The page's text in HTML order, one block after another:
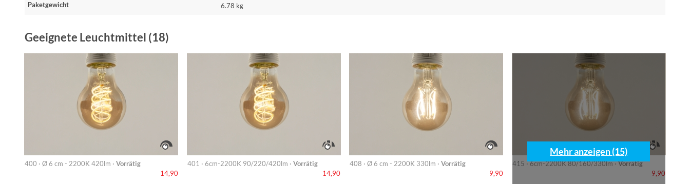
Paketgewicht 6.78 kg
Geeignete Leuchtmittel (18)
400 · Ø 6 cm - 2200K 420lm · Vorrätig
14,90
401 · 6cm-2200K 90/220/420lm · Vorrätig
14,90
408 · Ø 6 cm - 2200K 330lm · Vorrätig
9,90
415 · 6cm-2200K 80/160/330lm ·Vorrätig
9,90
Mehr anzeigen (15)